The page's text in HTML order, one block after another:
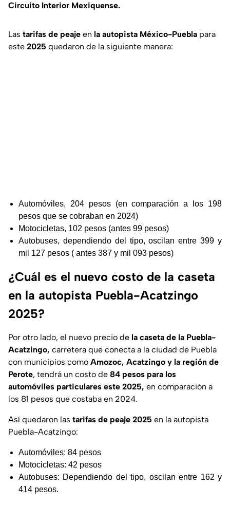
Circuito Interior Mexiquense.
Las tarifas de peaje en la autopista México-Puebla para
este 2025 quedaron de la siguiente manera:
Automóviles, 204 pesos (en comparación a los 198
pesos que se cobraban en 2024)
Motocicletas, 102 pesos (antes 99 pesos)
Autobuses, dependiendo del tipo, oscilan entre 399 y
mil 127 pesos ( antes 387 y mil 093 pesos)
¿Cuál es el nuevo costo de la caseta
en la autopista Puebla-Acatzingo
2025?
Por otro lado, el nuevo precio de la caseta de la Puebla-
Acatzingo, carretera que conecta a la ciudad de Puebla
con municipios como Amozoc, Acatzingo y la región de
Perote, tendrá un costo de 84 pesos para los
automóviles particulares este 2025, en comparación a
los 81 pesos que costaba en 2024.
Así quedaron las tarifas de peaje 2025 en la autopista
Puebla-Acatzingo:
Automóviles: 84 pesos
Motocicletas: 42 pesos
Autobuses: Dependiendo del tipo, oscilan entre 162 y
414 pesos.